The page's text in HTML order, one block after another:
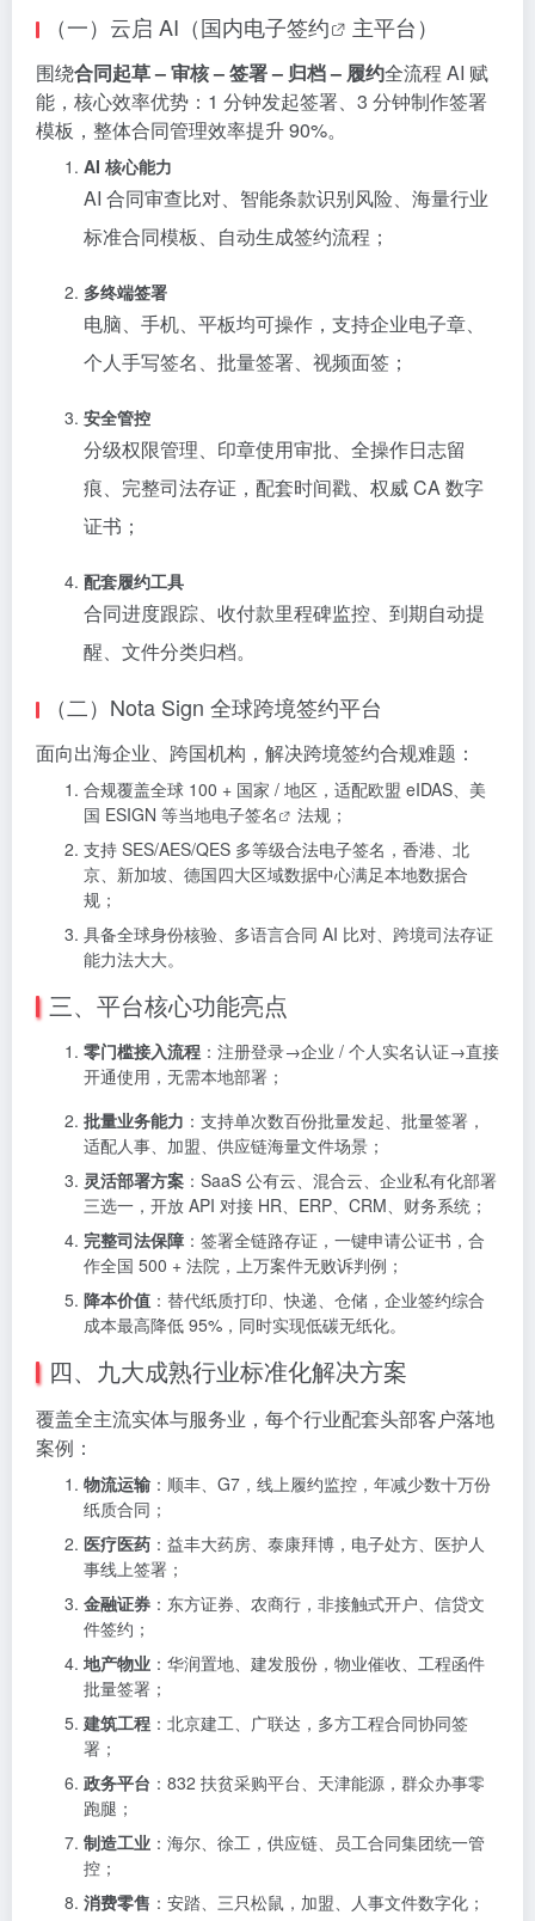
（一）云启 AI（国内电子签约 主平台）
围绕合同起草 – 审核 – 签署 – 归档 – 履约全流程 AI 赋
能，核心效率优势：1 分钟发起签署、3 分钟制作签署
模板，整体合同管理效率提升 90%。
AI 核心能力
AI 合同审查比对、智能条款识别风险、海量行业
标准合同模板、自动生成签约流程；
多终端签署
电脑、手机、平板均可操作，支持企业电子章、
个人手写签名、批量签署、视频面签；
安全管控
分级权限管理、印章使用审批、全操作日志留
痕、完整司法存证，配套时间戳、权威 CA 数字
证书；
配套履约工具
合同进度跟踪、收付款里程碑监控、到期自动提
醒、文件分类归档。
（二）Nota Sign 全球跨境签约平台
面向出海企业、跨国机构，解决跨境签约合规难题：
合规覆盖全球 100 + 国家 / 地区，适配欧盟 eIDAS、美
国 ESIGN 等当地电子签名
法规；
支持 SES/AES/QES 多等级合法电子签名，香港、北
京、新加坡、德国四大区域数据中心满足本地数据合
规；
具备全球身份核验、多语言合同 AI 比对、跨境司法存证
能力法大大。
三、平台核心功能亮点
零门槛接入流程 ：注册登录→企业 / 个人实名认证→直接
开通使用，无需本地部署；
批量业务能力 ：支持单次数百份批量发起、批量签署，
适配人事、加盟、供应链海量文件场景；
灵活部署方案 ：SaaS 公有云、混合云、企业私有化部署
三选一，开放 API 对接 HR、ERP、CRM、财务系统；
完整司法保障 ：签署全链路存证，一键申请公证书，合
作全国 500 + 法院，上万案件无败诉判例；
降本价值 ：替代纸质打印、快递、仓储，企业签约综合
成本最高降低 95%，同时实现低碳无纸化。
四、九大成熟行业标准化解决方案
覆盖全主流实体与服务业，每个行业配套头部客户落地
案例：
物流运输 ：顺丰、G7，线上履约监控，年减少数十万份
纸质合同；
医疗医药 ：益丰大药房、泰康拜博，电子处方、医护人
事线上签署；
金融证券 ：东方证券、农商行，非接触式开户、信贷文
件签约；
地产物业 ：华润置地、建发股份，物业催收、工程函件
批量签署；
建筑工程 ：北京建工、广联达，多方工程合同协同签
署；
政务平台 ：832 扶贫采购平台、天津能源，群众办事零
跑腿；
制造工业 ：海尔、徐工，供应链、员工合同集团统一管
控；
消费零售 ：安踏、三只松鼠，加盟、人事文件数字化；